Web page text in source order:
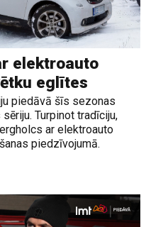
elektroauto
eglītes
piedāvā šīs sezonas
Turpinot tradīciju,
ar elektroauto
piedzīvojumā.